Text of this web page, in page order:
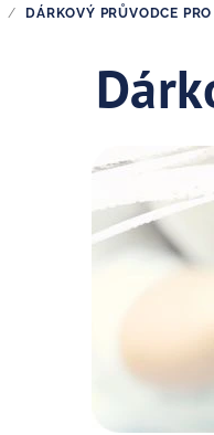
/ DÁRKOVÝ PRŮVODCE